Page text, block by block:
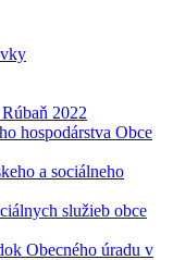
2022
hospodárstva Obce
a sociálneho
služieb obce
Obecného úradu v